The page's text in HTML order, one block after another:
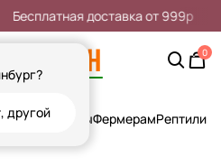
другой
Бесплатная доставка от 999р
0
Хорьки ПтицыФермерамРептилии